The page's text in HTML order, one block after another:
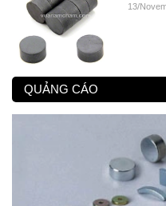
13/
QUẢNG CÁO